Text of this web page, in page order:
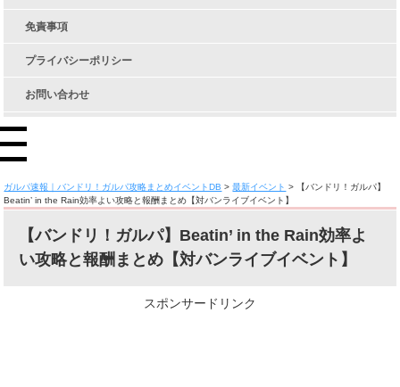
免責事項
プライバシーポリシー
お問い合わせ
ガルパ速報｜バンドリ！ガルパ攻略まとめイベントDB >最新イベント >
【バンドリ！ガルパ】
Beatin’ in the Rain効率よい攻略と報酬まとめ【対バンライブイベント】
【バンドリ！ガルパ】Beatin’ in the Rain効率よ
い攻略と報酬まとめ【対バンライブイベント】
スポンサードリンク